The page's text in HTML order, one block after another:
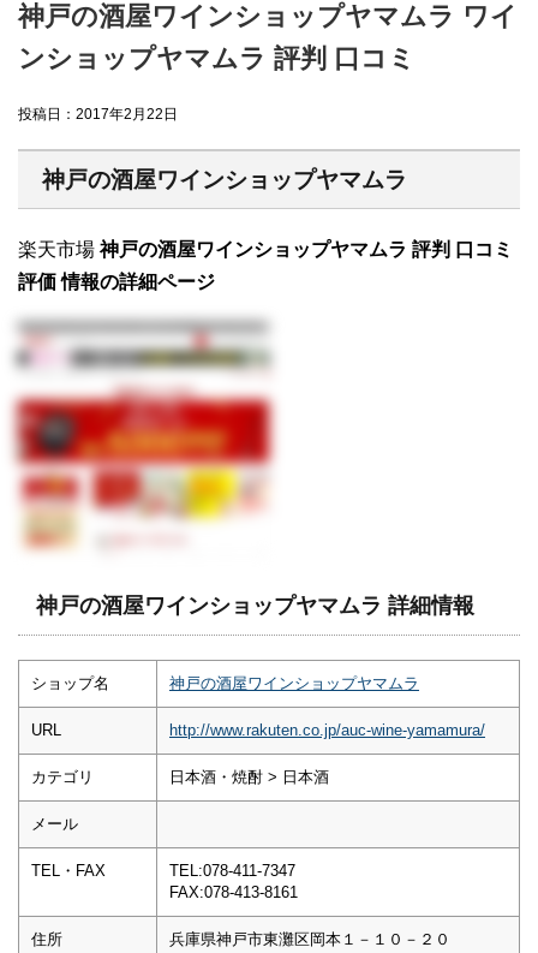
神戸の酒屋ワインショップヤマムラ ワイ
ンショップヤマムラ 評判 口コミ
投稿日： 2017年2月22日
神戸の酒屋ワインショップヤマムラ
楽天市場神戸の酒屋ワインショップヤマムラ 評判 口コミ
評価 情報の詳細ページ
神戸の酒屋ワインショップヤマムラ 詳細情報
ショップ名 神戸の酒屋ワインショップヤマムラ
URL http://www.rakuten.co.jp/auc-wine-yamamura/
カテゴリ 日本酒・焼酎 > 日本酒
メール
TEL・FAX
TEL:078-411-7347
FAX:078-413-8161
住所 兵庫県神戸市東灘区岡本１－１０－２０